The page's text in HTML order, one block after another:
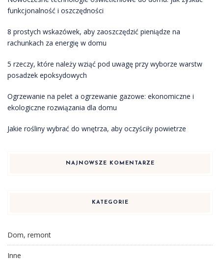
funkcjonalność i oszczędności
8 prostych wskazówek, aby zaoszczędzić pieniądze na
rachunkach za energię w domu
5 rzeczy, które należy wziąć pod uwagę przy wyborze warstw
posadzek epoksydowych
Ogrzewanie na pelet a ogrzewanie gazowe: ekonomiczne i
ekologiczne rozwiązania dla domu
Jakie rośliny wybrać do wnętrza, aby oczyściły powietrze
NAJNOWSZE KOMENTARZE
KATEGORIE
Dom, remont
Inne